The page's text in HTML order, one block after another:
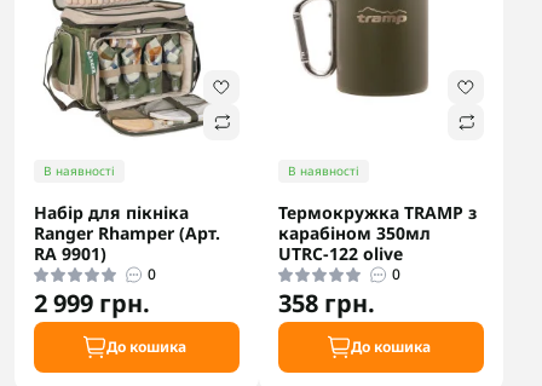
В наявності
Набір для пікніка
Ranger Rhamper (Арт.
RA 9901)
0
2 999 грн.
До кошика
В наявності
Термокружка TRAMP з
карабіном 350мл
UTRC-122 olive
0
358 грн.
До кошика